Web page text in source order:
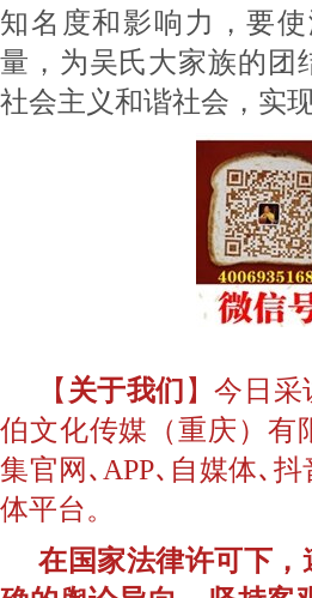
知名度和影响力，要
量，为吴氏大家族的团
社会主义和谐社会，实
【 关于我们 】今日
伯文化传媒（重庆）有
集官网､APP､自媒体､
体平台。
在国家法律许可下